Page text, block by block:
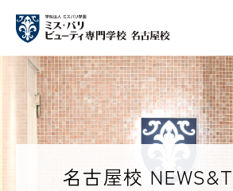
高校3年生の方
再進学をご検討の方
保護者の方
ミスパリについて
学科紹介
オープンキャンパス・イベント
名古屋校